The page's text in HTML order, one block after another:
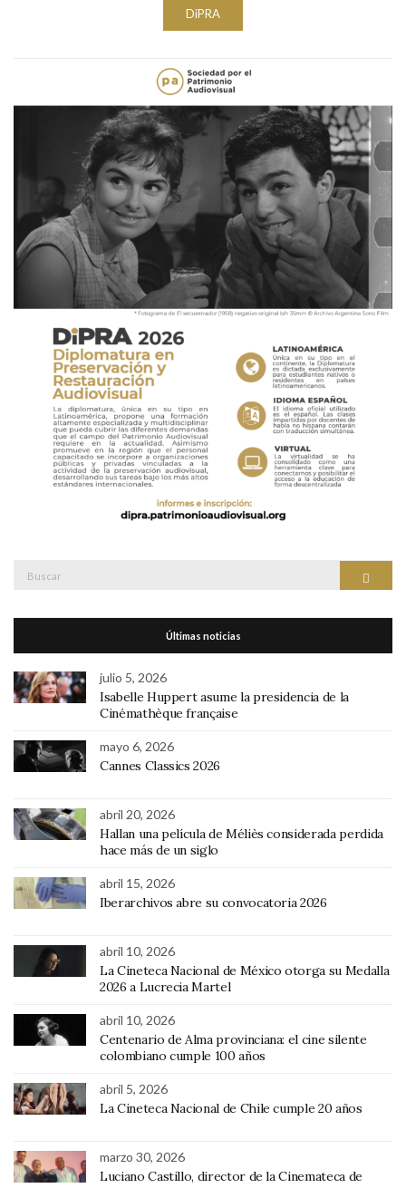
DiPRA
Últimas noticias
julio 5, 2026
Isabelle Huppert asume la presidencia de la
Cinémathèque française
mayo 6, 2026
Cannes Classics 2026
abril 20, 2026
Hallan una película de Méliès considerada perdida
hace más de un siglo
abril 15, 2026
Iberarchivos abre su convocatoria 2026
abril 10, 2026
La Cineteca Nacional de México otorga su Medalla
2026 a Lucrecia Martel
abril 10, 2026
Centenario de Alma provinciana: el cine silente
colombiano cumple 100 años
abril 5, 2026
La Cineteca Nacional de Chile cumple 20 años
marzo 30, 2026
Luciano Castillo, director de la Cinemateca de